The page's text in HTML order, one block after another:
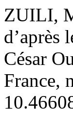
ZUILI,
d’après
César
France,